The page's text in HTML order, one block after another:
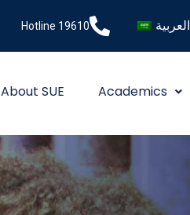
Hotline 19610 العربية
About SUE Academics